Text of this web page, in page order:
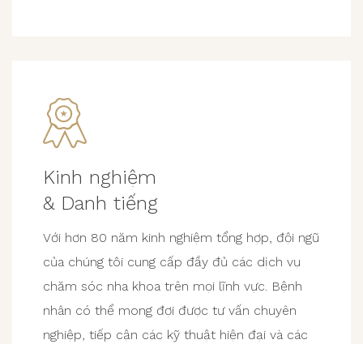
Kinh nghiệm
& Danh tiếng
Với hơn 80 năm kinh nghiệm tổng hợp, đội ngũ
của chúng tôi cung cấp đầy đủ các dịch vụ
chăm sóc nha khoa trên mọi lĩnh vực. Bệnh
nhân có thể mong đợi được tư vấn chuyên
nghiệp, tiếp cận các kỹ thuật hiện đại và các